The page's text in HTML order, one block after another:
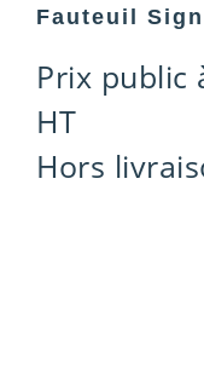
Fauteuil Sign
Prix public
HT
Hors